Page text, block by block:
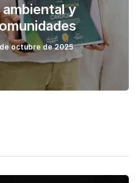
y
octubre de 2025